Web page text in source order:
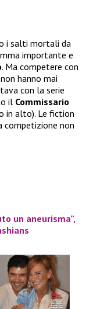
i salti mortali da
importante e
. Ma competere con
hanno mai
con la serie
il Commissario
in alto). Le fiction
competizione non
un aneurisma”,